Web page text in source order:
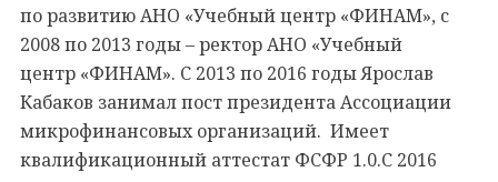
по развитию АНО «Учебный центр «ФИНАМ», с
2008 по 2013 годы – ректор АНО «Учебный
центр «ФИНАМ». С 2013 по 2016 годы Ярослав
Кабаков занимал пост президента Ассоциации
микрофинансовых организаций. Имеет
квалификационный аттестат ФСФР 1.0.С 2016